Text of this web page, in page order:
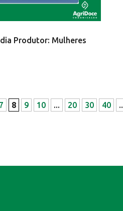
Produtor: Mulheres
7 8 9 10 ... 20 30 40